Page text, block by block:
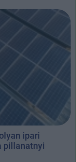
ipari
pillanatnyi